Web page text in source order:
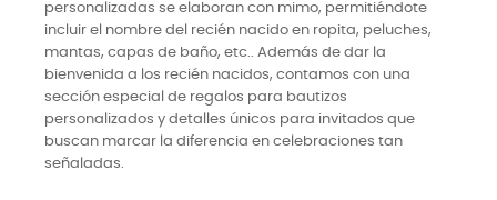
personalizadas se elaboran con mimo, permitiéndote
incluir el nombre del recién nacido en ropita, peluches,
mantas, capas de baño, etc.. Además de dar la
bienvenida a los recién nacidos, contamos con una
sección especial de regalos para bautizos
personalizados y detalles únicos para invitados que
buscan marcar la diferencia en celebraciones tan
señaladas.